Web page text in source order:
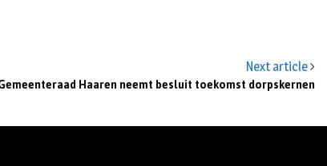
Next article
Haaren neemt besluit toekomst dorpskernen